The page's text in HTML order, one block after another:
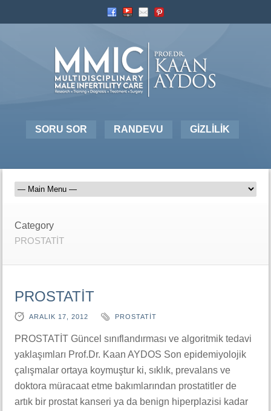
SORU SOR RANDEVU GİZLİLİK
Category
PROSTATİT
PROSTATİT
ARALIK 17, 2012 PROSTATİT
PROSTATİT Güncel sınıflandırması ve algoritmik tedavi
yaklaşımları Prof.Dr. Kaan AYDOS Son epidemiyolojik
çalışmalar ortaya koymuştur ki, sıklık, prevalans ve
doktora müracaat etme bakımlarından prostatitler de
artık bir prostat kanseri ya da benign hiperplazisi kadar